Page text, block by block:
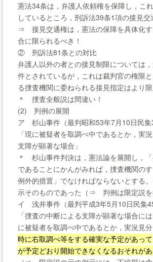
憲法34条は，弁護人依頼権を保障し，こ
しているところ，刑訴法39条1項の接見
⇒ 接見交通権は，憲法の保障を具体化す
合に限られるべき！
② 刑訴法81条との対比
弁護人以外の者との接見制限については
件とされているが，これは裁判官の権限
る捜査機関に委ねられる接見指定はより
＊ 捜査全般説は間違い！
(2) 判例の展開
ア 杉山事件（最判昭和53年7月10日民集
「現に被疑者を取調べ中であるとか，実
支障が顕著な場合」
＊ 杉山事件判決は，憲法論を展開し，
であることにかんがみれば，捜査機関の
例外的措置」でなければならないとする
示そのものであった（⇒ 判例は限定説を
イ 浅井事件（最判平成3年5月10日民集
「捜査の中断による支障が顕著な場合に
に被疑者を取調べ中であるとか，実況見
時に右取調べ等をする確実な予定があって
が予定どおり開始できなくなるおそれが